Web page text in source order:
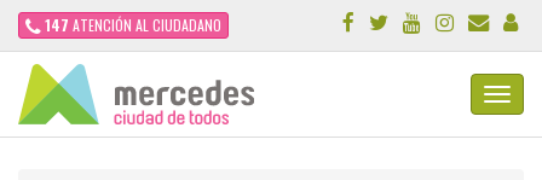
147 ATENCIÓN AL CIUDADANO